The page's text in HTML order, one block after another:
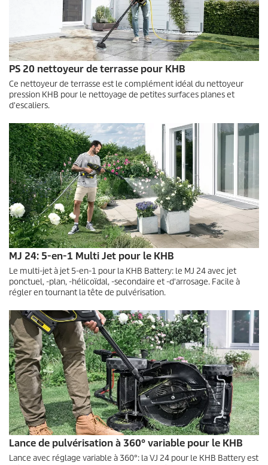
PS 20 nettoyeur de terrasse pour KHB
Ce nettoyeur de terrasse est le complément idéal du nettoyeur
pression KHB pour le nettoyage de petites surfaces planes et
d'escaliers.
MJ 24: 5-en-1 Multi Jet pour le KHB
Le multi-jet à jet 5-en-1 pour la KHB Battery: le MJ 24 avec jet
ponctuel, -plan, -hélicoïdal, -secondaire et -d'arrosage. Facile à
régler en tournant la tête de pulvérisation.
Lance de pulvérisation à 360° variable pour le KHB
Lance avec réglage variable à 360°: la VJ 24 pour le KHB Battery est